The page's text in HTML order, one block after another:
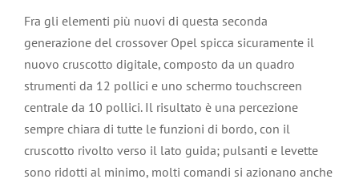
Fra gli elementi più nuovi di questa seconda
generazione del crossover Opel spicca sicuramente il
nuovo cruscotto digitale, composto da un quadro
strumenti da 12 pollici e uno schermo touchscreen
centrale da 10 pollici. Il risultato è una percezione
sempre chiara di tutte le funzioni di bordo, con il
cruscotto rivolto verso il lato guida; pulsanti e levette
sono ridotti al minimo, molti comandi si azionano anche